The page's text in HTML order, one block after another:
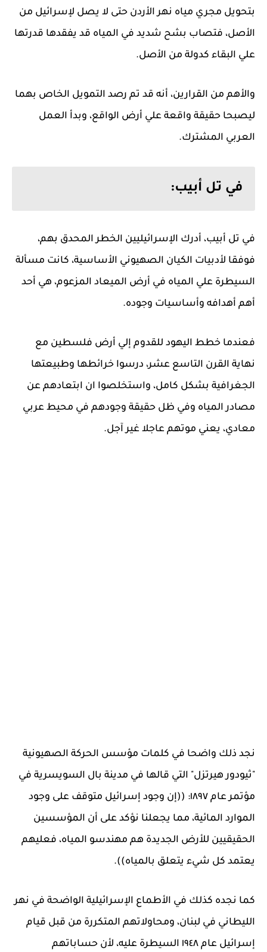
بتحويل مجري مياه نهر الأردن حتى لا يصل لإسرائيل من
الأصل، فتصاب بشح شديد في المياه قد يفقدها قدرتها
علي البقاء كدولة من الأصل.
والأهم من القرارين، أنه قد تم رصد التمويل الخاص بهما
ليصبحا حقيقة واقعة علي أرض الواقع، وبدأ العمل
العربي المشترك.
في تل أبيب:
في تل أبيب، أدرك الإسرائيليين الخطر المحدق بهم،
فوفقا لأدبيات الكيان الصهيوني الأساسية، كانت مسألة
السيطرة علي المياه في أرض الميعاد المزعوم، هي أحد
أهم أهدافه وأساسيات وجوده.
فعندما خطط اليهود للقدوم إلي أرض فلسطين مع
نهاية القرن التاسع عشر، درسوا خرائطها وطبيعتها
الجغرافية بشكل كامل، واستخلصوا ان ابتعادهم عن
مصادر المياه وفي ظل حقيقة وجودهم في محيط عربي
معادي، يعني موتهم عاجلا غير آجل.
نجد ذلك واضحا في كلمات مؤسس الحركة الصهيونية
"ثيودور هيرتزل" التي قالها في مدينة بال السويسرية في
مؤتمر عام ١٨٩٧: ((إن وجود إسرائيل متوقف على وجود
الموارد المائية، مما يجعلنا نؤكد على أن المؤسسين
الحقيقيين للأرض الجديدة هم مهندسو المياه، فعليهم
يعتمد كل شيء يتعلق بالمياه)).
كما نجده كذلك في الأطماع الإسرائيلية الواضحة في نهر
الليطاني في لبنان، ومحاولاتهم المتكررة من قبل قيام
إسرائيل عام ١٩٤٨ السيطرة عليه، لأن حساباتهم